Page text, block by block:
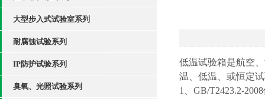
大型步入式试验室系列
耐腐蚀试验系列
IP防护试验系列
臭氧、光照试验系列
低温试验箱是航空
温、低温、或恒定
1、GB/T2423.2-